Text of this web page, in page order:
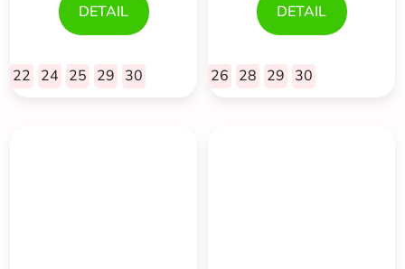
DETAIL
22 24 25 29 30
DETAIL
26 28 29 30